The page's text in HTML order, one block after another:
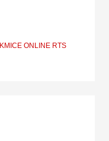
ONLINE RTS